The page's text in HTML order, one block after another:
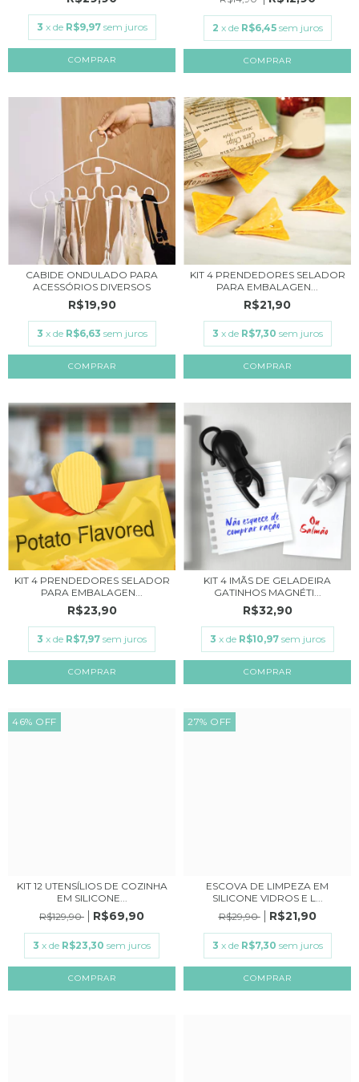
3 x de R$9,97 sem juros
COMPRAR
2 x de R$6,45 sem juros
COMPRAR
CABIDE ONDULADO PARA
ACESSÓRIOS DIVERSOS
R$19,90
3 x de R$6,63 sem juros
KIT 4 PRENDEDORES SELADOR
PARA EMBALAGEN...
R$21,90
3 x de R$7,30 sem juros
KIT 4 PRENDEDORES SELADOR
PARA EMBALAGEN...
R$23,90
3 x de R$7,97 sem juros
KIT 4 IMÃS DE GELADEIRA
GATINHOS MAGNÉTI...
R$32,90
3 x de R$10,97 sem juros
46% OFF
KIT 12 UTENSÍLIOS DE COZINHA
EM SILICONE...
R$129,90
R$69,90
3 x de R$23,30 sem juros
COMPRAR
27% OFF
ESCOVA DE LIMPEZA EM
SILICONE VIDROS E L...
R$29,90
R$21,90
3 x de R$7,30 sem juros
COMPRAR